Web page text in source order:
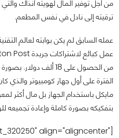
من أجل توفير المال لهويته آنذاك
ترقيته إلى نادل في نفس المطعم.
عمله السابق لم يكن بوابته لعالم
من الحصول على 18 ألف
مايكل باستخدام الجهاز بل مال أكثر
بتفكيكه بصورة كاملة وإعادة تجميعه
align="aligncenter"